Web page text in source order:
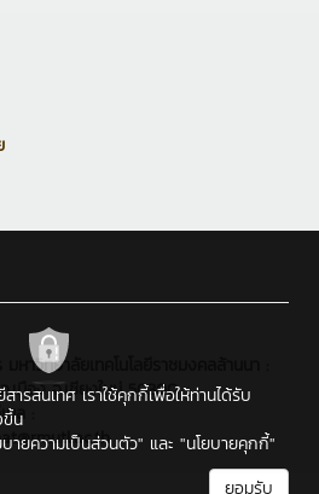
หาวิทยาลัยเทคโนโลยีราชมงคลล้านนา :
เมือง จ.เชียงใหม่ 50300
ล :
ารสนเทศ เราใช้คุกกี้เพื่อให้ท่านได้รับ
ขึ้น
ายความเป็นส่วนตัว" และ "นโยบายคุกกี้"
ยอมรับ